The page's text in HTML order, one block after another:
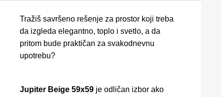
Tražiš savršeno rešenje za prostor koji treba
da izgleda elegantno, toplo i svetlo, a da
pritom bude praktičan za svakodnevnu
upotrebu?
Jupiter Beige 59x59 je odličan izbor ako